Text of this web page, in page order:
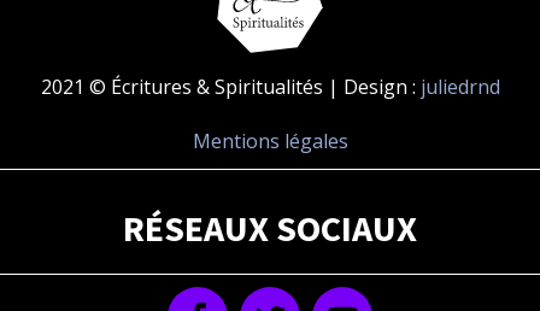
2021 © Écritures & Spiritualités | Design : juliedrnd
Mentions légales
RÉSEAUX SOCIAUX